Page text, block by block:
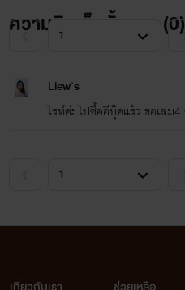
น้ำฝนอาบสวาทเป็นเรื่องร
เป็นตอนสั้น ๆ (ดูเหมือนว่าจะ
น้ำฝนกำลังจะเกิดการเปลี่ยน
8. คริสตมาสหฤหรรษ์รัก
10. คุณหนูวดีรำไพ
12.พี่ชายร้ายติวรัก
13.แม่บ้านบำเรอรัก
ความคิดเห็นทั้งหมด (0)
Liew's
ไรท์ค่ะ ไปซื้ออีบุ๊คแร้ว ขอเล่ม4